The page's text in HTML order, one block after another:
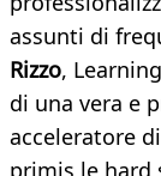
assunti di
Rizzo,
di una vera e
acceleratore
primis le hard